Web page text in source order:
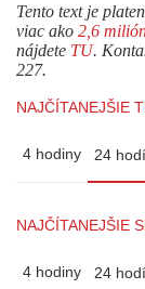
Tento text je
viac ako 2,6
nájdete TU.
227.
NAJČÍTANEJŠIE
4 hodiny 24
NAJČÍTANEJŠIE
4 hodiny 24